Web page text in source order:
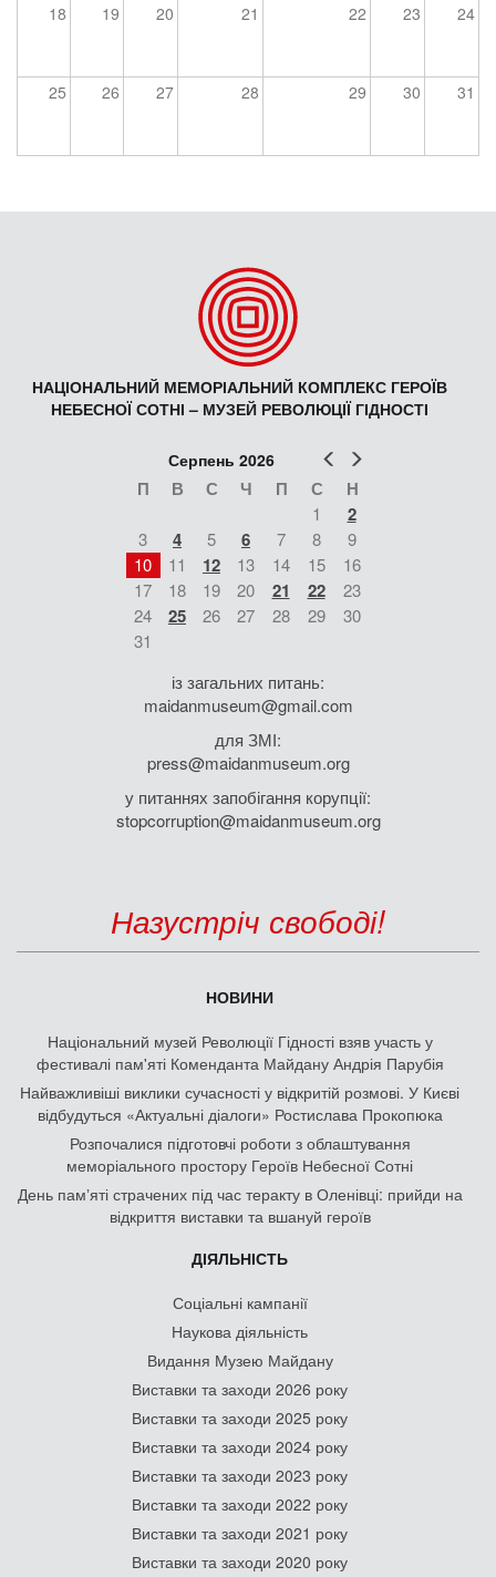
18 19 20 21 22 23 24
25 26 27 28 29 30 31
НАЦІОНАЛЬНИЙ МЕМОРІАЛЬНИЙ КОМПЛЕКС ГЕРОЇВ
НЕБЕСНОЇ СОТНІ – МУЗЕЙ РЕВОЛЮЦІЇ ГІДНОСТІ
Попер
Серпень 2026
П В С Ч П С Н
1 2
3 4 5 6 7 8
9
10
11 12 13 14 15
16
17
18 19 20 21 22
23
24
25 26 27 28 29
30
31
із загальних питань:
maidanmuseum@gmail.com
для ЗМІ:
press@maidanmuseum.org
у питаннях запобігання корупції:
stopcorruption@maidanmuseum.org
Назустріч свободі!
НОВИНИ
Національний музей Революції Гідності взяв участь у
фестивалі пам'яті Коменданта Майдану Андрія Парубія
Найважливіші виклики сучасності у відкритій розмові. У Києві
відбудуться «Актуальні діалоги» Ростислава Прокопюка
Розпочалися підготовчі роботи з облаштування
меморіального простору Героїв Небесної Сотні
День памʼяті страчених під час теракту в Оленівці: прийди на
відкриття виставки та вшануй героїв
ДІЯЛЬНІСТЬ
Соціальні кампанії
Наукова діяльність
Видання Музею Майдану
Виставки та заходи 2026 року
Виставки та заходи 2025 року
Виставки та заходи 2024 року
Виставки та заходи 2023 року
Виставки та заходи 2022 року
Виставки та заходи 2021 року
Виставки та заходи 2020 року